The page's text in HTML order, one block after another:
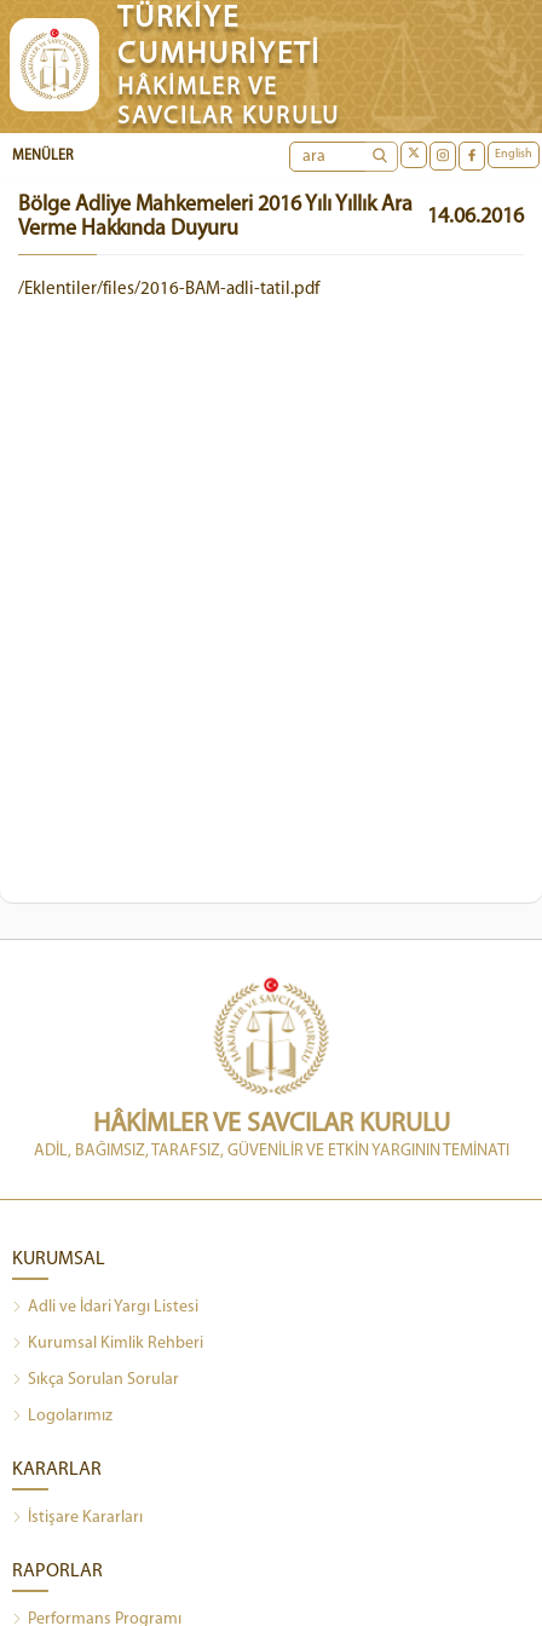
TÜRKİYE
CUMHURİYETİ
HÂKİMLER VE
SAVCILAR KURULU
English
MENÜLER
Bölge Adliye Mahkemeleri 2016 Yılı Yıllık Ara
Verme Hakkında Duyuru
14.06.2016
/Eklentiler/files/2016-BAM-adli-tatil.pdf
HÂKİMLER VE SAVCILAR KURULU
ADİL, BAĞIMSIZ, TARAFSIZ, GÜVENİLİR VE ETKİN YARGININ TEMİNATI
KURUMSAL
Adli ve İdari Yargı Listesi
Kurumsal Kimlik Rehberi
Sıkça Sorulan Sorular
Logolarımız
KARARLAR
İstişare Kararları
RAPORLAR
Performans Programı